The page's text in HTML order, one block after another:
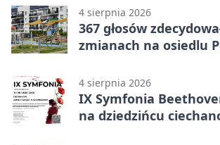
4 sierpnia 2026
367 głosów
zmianach na osiedlu
4 sierpnia 2026
IX Symfonia
na dziedzińcu